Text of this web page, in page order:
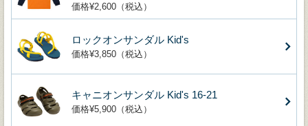
価格¥2,600（税込）
ロックオンサンダル Kid's
価格¥3,850（税込）
キャニオンサンダル Kid's 16-21
価格¥5,900（税込）